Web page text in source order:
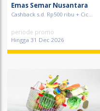
Emas Semar Nusantara
Cashback s.d. Rp500 ribu + Cic...
periode promo
Hingga 31 Dec 2026